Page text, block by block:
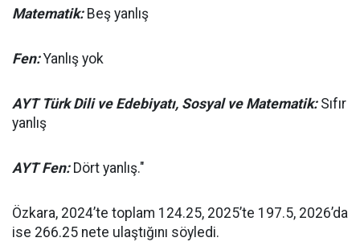
Matematik:Beş yanlış
Fen:Yanlış yok
AYT Türk Dili ve Edebiyatı, Sosyal ve Matematik:Sıfır
yanlış
AYT Fen:Dört yanlış."
Özkara, 2024’te toplam 124.25, 2025’te 197.5, 2026’da
ise 266.25 nete ulaştığını söyledi.